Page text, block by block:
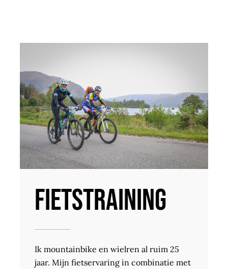
Fietstraining
Ik mountainbike en wielren al ruim 25
jaar. Mijn fietservaring in combinatie met